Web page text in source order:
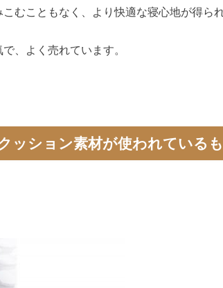
むこともなく、より快適な寝心地が得られ
、よく売れています。
ッション素材が使われている